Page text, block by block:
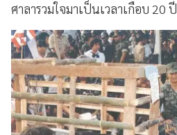
ศาลารวมใจมาเป็นเวลาเกือบ 20 ปี